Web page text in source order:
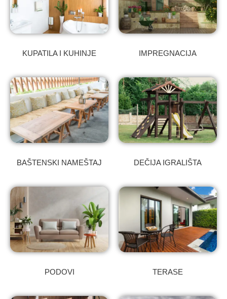
KUPATILA I KUHINJE IMPREGNACIJA
BAŠTENSKI NAMEŠTAJ DEČIJA IGRALIŠTA
PODOVI TERASE